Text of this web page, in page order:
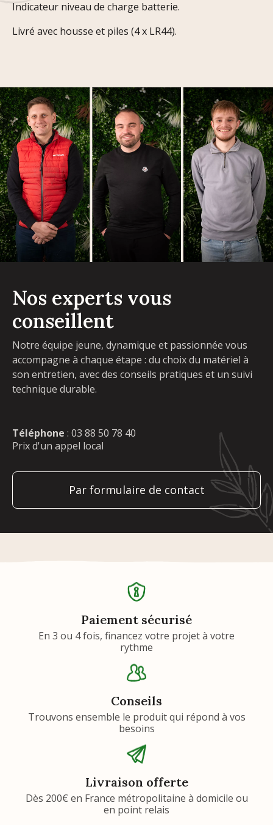
Indicateur niveau de charge batterie.
Livré avec housse et piles (4 x LR44).
Nos experts vous
conseillent
Notre équipe jeune, dynamique et passionnée vous
accompagne à chaque étape : du choix du matériel à
son entretien, avec des conseils pratiques et un suivi
technique durable.
Téléphone : 03 88 50 78 40
Prix d'un appel local
Par formulaire de contact
Paiement sécurisé
En 3 ou 4 fois, financez votre projet à votre
rythme
Conseils
Trouvons ensemble le produit qui répond à vos
besoins
Livraison offerte
Dès 200€ en France métropolitaine à domicile ou
en point relais